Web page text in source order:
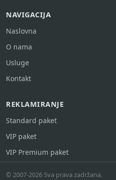
NAVIGACIJA
Naslovna
O nama
Usluge
Kontakt
REKLAMIRANJE
Standard paket
VIP paket
VIP Premium paket
© 2007-2026 Sva prava zadržana.